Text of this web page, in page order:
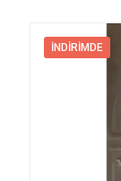
İNDIRIMDE